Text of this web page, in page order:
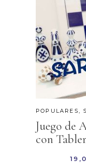
POPULARES,
Juego de
con